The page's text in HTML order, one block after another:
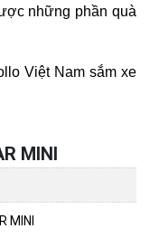
những phần quà
Việt Nam sắm xe
MINI
MINI